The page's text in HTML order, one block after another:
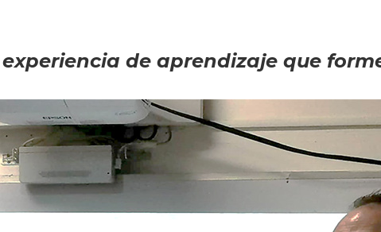
de aprendizaje que